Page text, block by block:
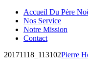
Accueil Du Père
Nos Service
Notre Mission
Contact
20171118_113102Pierre